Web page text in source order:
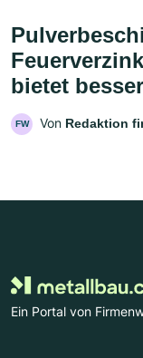
bietet
FW Von Redaktion
Ein Portal von